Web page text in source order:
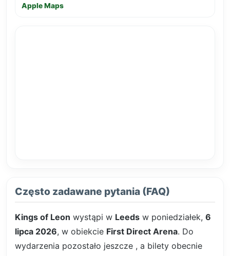
Apple Maps
Często zadawane pytania (FAQ)
Kings of Leon wystąpi w Leeds w poniedziałek, 6
lipca 2026, w obiekcie First Direct Arena. Do
wydarzenia pozostało jeszcze , a bilety obecnie